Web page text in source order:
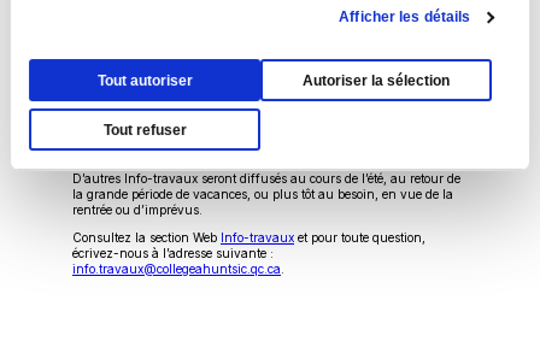
Afficher les détails
Tout autoriser Autoriser la sélection
Tout refuser
Remplacer le revêtement de plancher;
Améliorer l’éclairage;
Rediviser les locaux, entre autres pour
accueillir quatre ambulances.
D’autres Info-travaux seront diffusés au cours de l’été, au retour de
la grande période de vacances, ou plus tôt au besoin, en vue de la
rentrée ou d’imprévus.
Consultez la section Web Info-travaux et pour toute question,
écrivez-nous à l’adresse suivante :
info.travaux@collegeahuntsic.qc.ca.